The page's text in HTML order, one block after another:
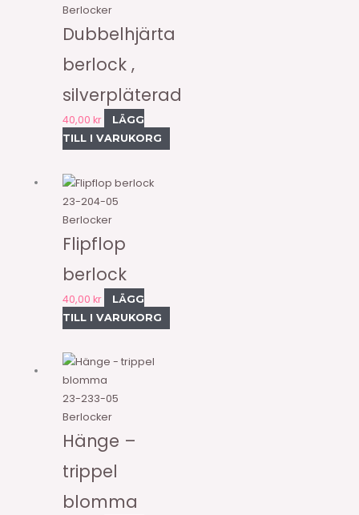
Berlocker
Dubbelhjärta
berlock ,
silverpläterad
40,00kr
LÄGG
TILL I VARUKORG
23-204-05
Berlocker
Flipflop
berlock
40,00kr
LÄGG
TILL I VARUKORG
23-233-05
Berlocker
Hänge –
trippel
blomma